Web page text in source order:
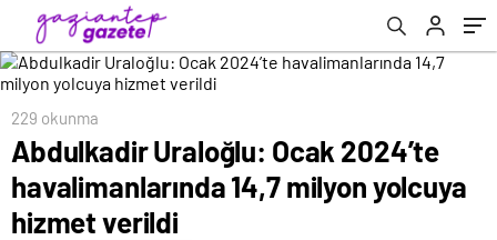
verildi
229 okunma
Abdulkadir Uraloğlu: Ocak 2024’te
havalimanlarında 14,7 milyon yolcuya
hizmet verildi